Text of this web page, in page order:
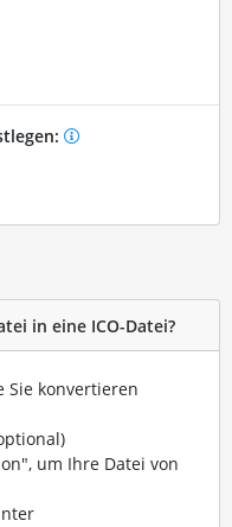
in eine ICO-Datei?
Sie konvertieren
um Ihre Datei von